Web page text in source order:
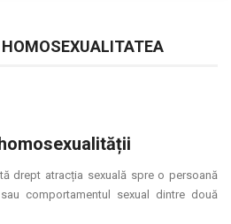
dreptul la viață
drept atracția sexuală spre o persoană
comportamentul sexual dintre două